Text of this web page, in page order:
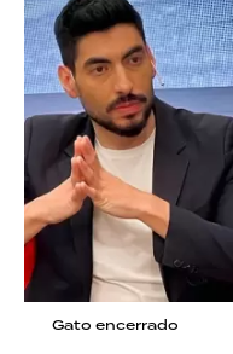
Gato encerrado